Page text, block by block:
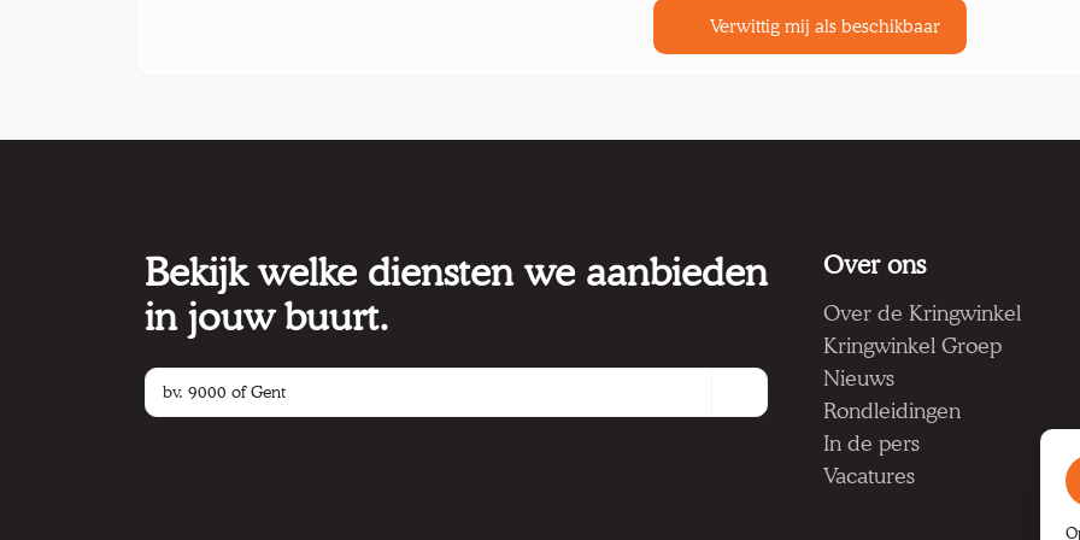
Verwittig mij als beschikbaar
Bekijk welke diensten we aanbieden
in jouw buurt.
Over ons
Over de Kringwinkel
Kringwinkel Groep
Nieuws
Rondleidingen
In de pers
Vacatures